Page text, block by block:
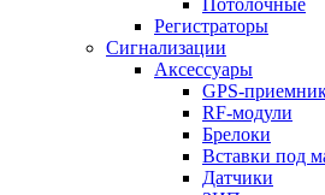
Потолочные
Регистраторы
Сигнализации
Аксессуары
GPS-
RF-модули
Брелоки
Вставки под
Датчики